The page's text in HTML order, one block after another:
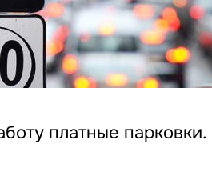
платные парковки.